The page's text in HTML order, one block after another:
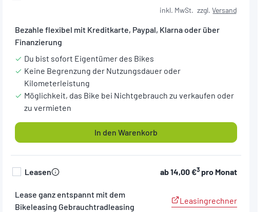
inkl. MwSt. zzgl. Versand
Bezahle flexibel mit Kreditkarte, Paypal, Klarna oder über
Finanzierung
Du bist sofort Eigentümer des Bikes
Keine Begrenzung der Nutzungsdauer oder
Kilometerleistung
Möglichkeit, das Bike bei Nichtgebrauch zu verkaufen oder
zu vermieten
In den Warenkorb
Leasen ab14,00 €3pro Monat
Lease ganz entspannt mit dem
Bikeleasing Gebrauchtradleasing
Leasingrechner